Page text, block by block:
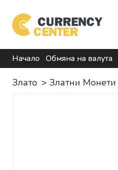
Начало Обмяна на валута
Злато > Златни Монети